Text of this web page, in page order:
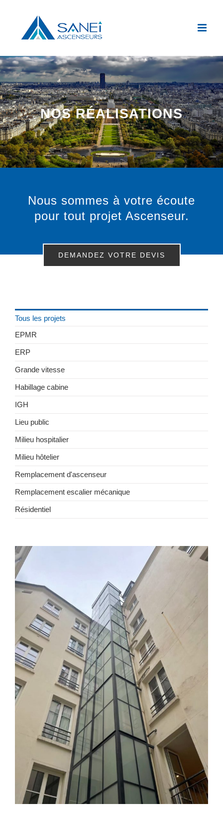
contenu
NOS RÉALISATIONS
Nous sommes à votre écoute
pour tout projet Ascenseur.
DEMANDEZ VOTRE DEVIS
Tous les projets
EPMR
ERP
Grande vitesse
Habillage cabine
IGH
Lieu public
Milieu hospitalier
Milieu hôtelier
Remplacement d'ascenseur
Remplacement escalier mécanique
Résidentiel